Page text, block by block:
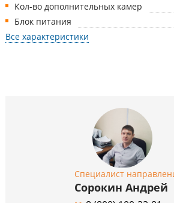
Кол-во дополнительных камер
Блок питания
Все характеристики
Специалист
Сорокин Андрей